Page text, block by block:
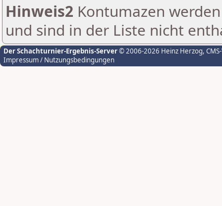
Hinweis2 Kontumazen
und sind in der Liste nicht
Der Schachturnier-Ergebnis-Server© 2006-2026 Heinz Herzog,
Impressum / Nutzungsbedingungen